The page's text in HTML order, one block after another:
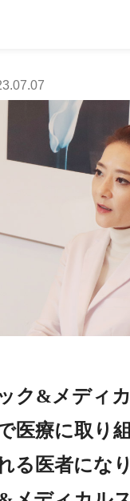
ク&メディ
医療に取り
る医者にな